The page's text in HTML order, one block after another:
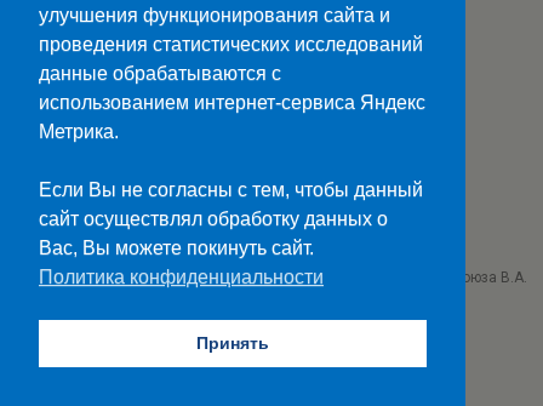
Наверх
Мобильн.
Министерство науки и высшего образования>>
Госуслуги>>
ГБПОУ "Ставропольский колледж связи им. Героя Советского Союза В.А.
улучшения функционирования сайта и
проведения статистических исследований
данные обрабатываются с
использованием интернет-сервиса Яндекс
Метрика.
Если Вы не согласны с тем, чтобы данный
сайт осуществлял обработку данных о
Вас, Вы можете покинуть сайт.
Политика конфиденциальности
Принять